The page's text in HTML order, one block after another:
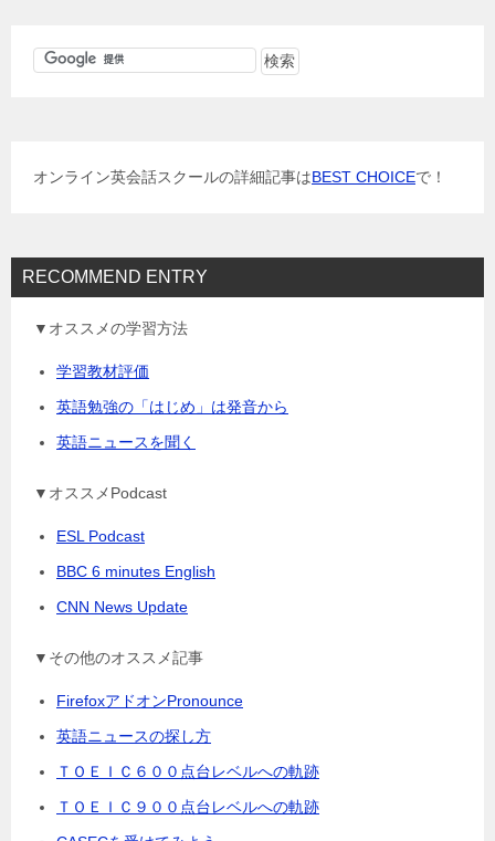
オンライン英会話スクールの詳細記事はBEST CHOICEで！
RECOMMEND ENTRY
▼オススメの学習方法
学習教材評価
英語勉強の「はじめ」は発音から
英語ニュースを聞く
▼オススメPodcast
ESL Podcast
BBC 6 minutes English
CNN News Update
▼その他のオススメ記事
FirefoxアドオンPronounce
英語ニュースの探し方
ＴＯＥＩＣ６００点台レベルへの軌跡
ＴＯＥＩＣ９００点台レベルへの軌跡